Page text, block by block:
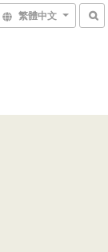
繁體中文